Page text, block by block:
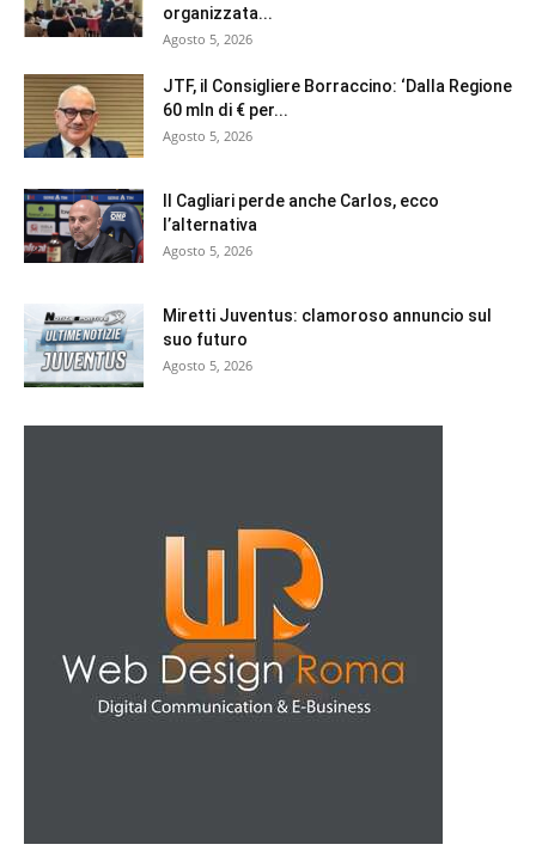
organizzata...
Agosto 5, 2026
JTF, il Consigliere Borraccino: ‘Dalla Regione
60 mln di € per...
Agosto 5, 2026
Il Cagliari perde anche Carlos, ecco
l’alternativa
Agosto 5, 2026
Miretti Juventus: clamoroso annuncio sul
suo futuro
Agosto 5, 2026